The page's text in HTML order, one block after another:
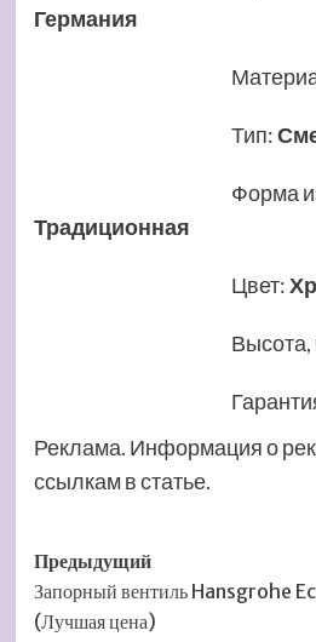
Германия
Тип:
Форма
Традиционная
Цвет:
Реклама. Информация о
ссылкам в статье.
Навигация
записи
Предыдущий
Запорный вентиль Hansgrohe
(Лучшая цена)